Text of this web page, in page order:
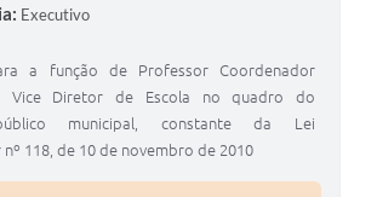
Executivo
a função de Professor Coordenador
Vice Diretor de Escola no quadro do
municipal, constante da Lei
118, de 10 de novembro de 2010